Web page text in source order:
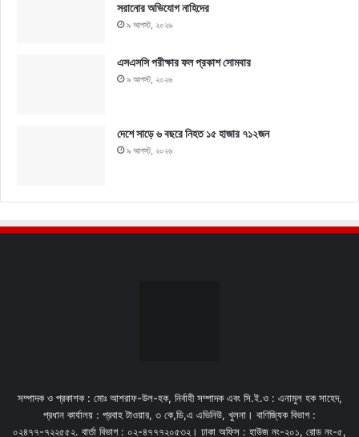
সরানোর অভিযোগ নাহিদের
৯ আগস্ট, ২০২৬
এসএসসি পরীক্ষার ফল প্রকাশ সোমবার
৯ আগস্ট, ২০২৬
দেশে সাড়ে ৬ বছরে নিহত ১৫ হাজার ৭১২জন
৯ আগস্ট, ২০২৬
সম্পাদক ও প্রকাশক : মোঃ আশরাফ-উল-হক, নির্বাহী সম্পাদক এবং সি.ই.ও : এনামুল হক সাহেদ,
প্রধান কার্যালয় : প্রবাহ টাওয়ার, ৩ কে,ডি,এ এভিনিউ, খুলনা। বাণিজ্যিক বিভাগ :
০২৪৭৭-৭২২৫৫২. বার্তা বিভাগ : ০২-৪৭৭৭২০৫৩২। ঢাকা অফিস : হাউজ নং-২০১, রোড নং-৫,